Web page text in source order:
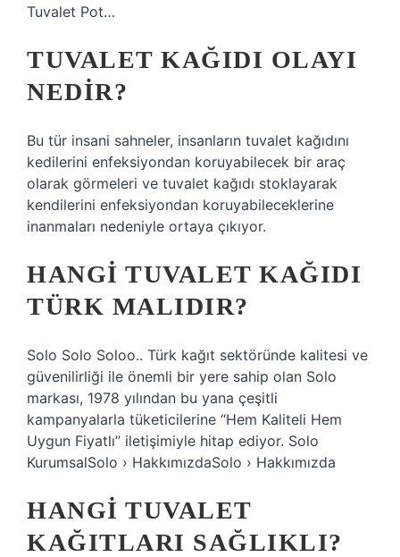
Tuvalet Pot…
TUVALET KAĞIDI OLAYI
NEDIR?
Bu tür insani sahneler, insanların tuvalet kağıdını
kedilerini enfeksiyondan koruyabilecek bir araç
olarak görmeleri ve tuvalet kağıdı stoklayarak
kendilerini enfeksiyondan koruyabileceklerine
inanmaları nedeniyle ortaya çıkıyor.
HANGI TUVALET KAĞIDI
TÜRK MALIDIR?
Solo Solo Soloo.. Türk kağıt sektöründe kalitesi ve
güvenilirliği ile önemli bir yere sahip olan Solo
markası, 1978 yılından bu yana çeşitli
kampanyalarla tüketicilerine “Hem Kaliteli Hem
Uygun Fiyatlı” iletişimiyle hitap ediyor. Solo
KurumsalSolo › HakkımızdaSolo › Hakkımızda
HANGI TUVALET
KAĞITLARI SAĞLIKLI?